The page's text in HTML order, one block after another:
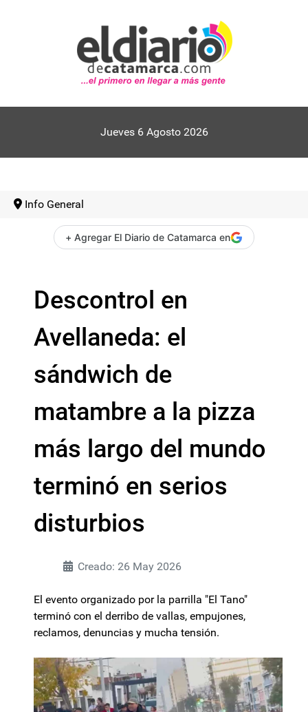
Jueves 6 Agosto 2026
Info General
+ Agregar El Diario de Catamarca en
Descontrol en
Avellaneda: el
sándwich de
matambre a la pizza
más largo del mundo
terminó en serios
disturbios
Creado: 26 May 2026
El evento organizado por la parrilla "El Tano"
terminó con el derribo de vallas, empujones,
reclamos, denuncias y mucha tensión.